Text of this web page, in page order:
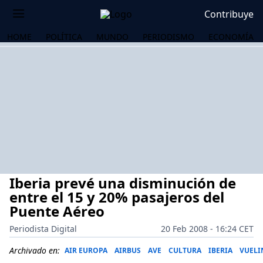
Contribuye
HOME POLÍTICA MUNDO PERIODISMO ECONOMÍA
Iberia prevé una disminución de
entre el 15 y 20% pasajeros del
Puente Aéreo
Periodista Digital
20 Feb 2008 - 16:24 CET
Archivado en: AIR EUROPA AIRBUS AVE CULTURA IBERIA